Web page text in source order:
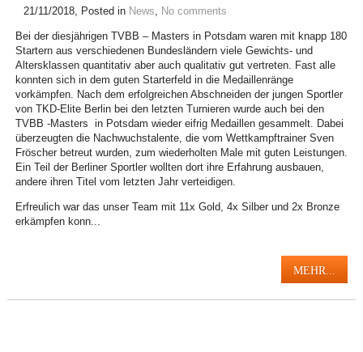
21/11/2018, Posted in News, No comments
Bei der diesjährigen TVBB – Masters in Potsdam waren mit knapp 180
Startern aus verschiedenen Bundesländern viele Gewichts- und
Altersklassen quantitativ aber auch qualitativ gut vertreten. Fast alle
konnten sich in dem guten Starterfeld in die Medaillenränge
vorkämpfen. Nach dem erfolgreichen Abschneiden der jungen Sportler
von TKD-Elite Berlin bei den letzten Turnieren wurde auch bei den
TVBB -Masters in Potsdam wieder eifrig Medaillen gesammelt. Dabei
überzeugten die Nachwuchstalente, die vom Wettkampftrainer Sven
Fröscher betreut wurden, zum wiederholten Male mit guten Leistungen.
Ein Teil der Berliner Sportler wollten dort ihre Erfahrung ausbauen,
andere ihren Titel vom letzten Jahr verteidigen.
Erfreulich war das unser Team mit 11x Gold, 4x Silber und 2x Bronze
erkämpfen konn...
MEHR...